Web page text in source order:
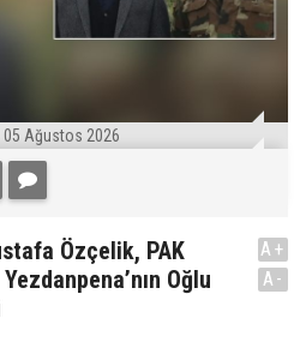
05 Ağustos 2026
Özçelik, PAK
Oğlu
A+
A-